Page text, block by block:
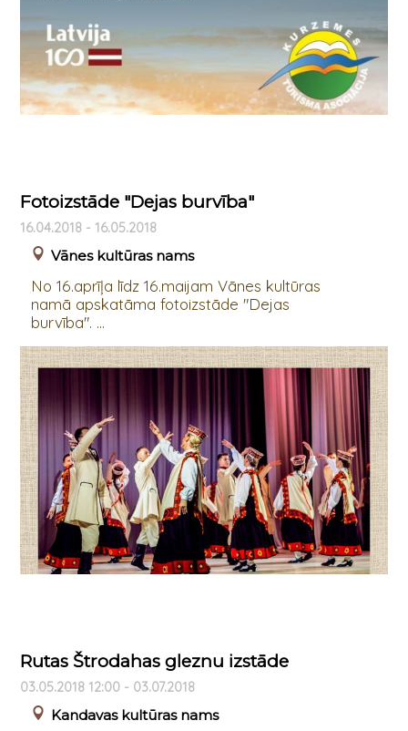
Fotoizstāde "Dejas burvība"
16.04.2018 - 16.05.2018
Vānes kultūras nams
No 16.aprīļa līdz 16.maijam Vānes kultūras
namā apskatāma fotoizstāde "Dejas
burvība". ...
Rutas Štrodahas gleznu izstāde
03.05.2018 12:00 - 03.07.2018
Kandavas kultūras nams